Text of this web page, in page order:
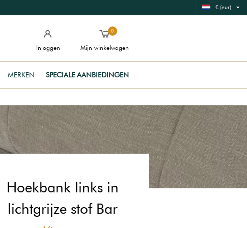
€ (eur)
Inloggen
0
Mijn winkelwagen
MERKEN SPECIALE AANBIEDINGEN
Hoekbank links in
lichtgrijze stof Bar